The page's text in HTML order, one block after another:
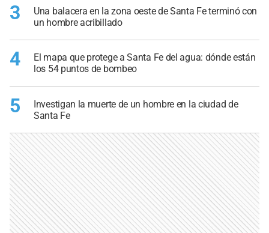
3
Una balacera en la zona oeste de Santa Fe terminó con
un hombre acribillado
4
El mapa que protege a Santa Fe del agua: dónde están
los 54 puntos de bombeo
5
Investigan la muerte de un hombre en la ciudad de
Santa Fe